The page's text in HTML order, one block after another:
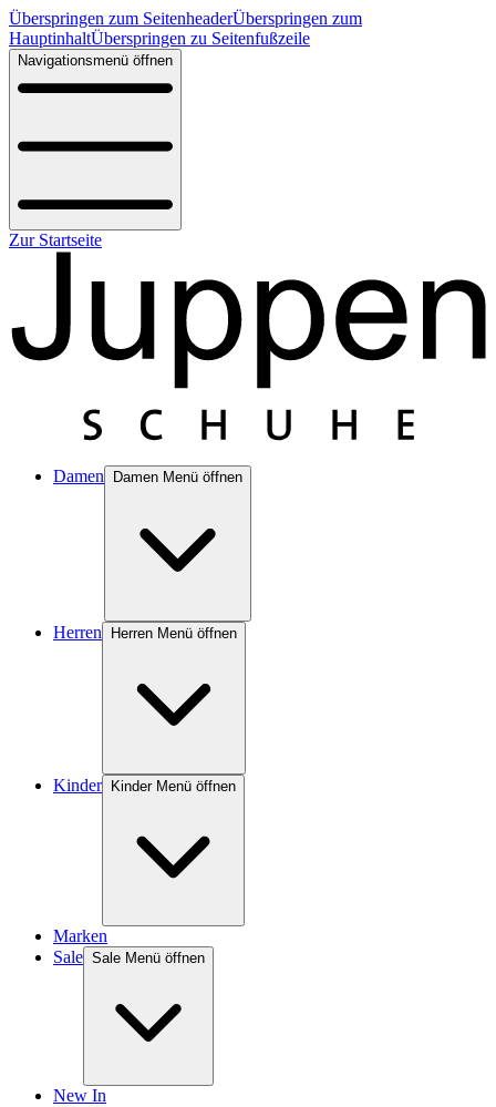
Überspringen zum SeitenheaderÜberspringen zum
HauptinhaltÜberspringen zu Seitenfußzeile
Navigationsmenü öffnen
Zur Startseite
Damen Damen Menü öffnen
Herren Herren Menü öffnen
Kinder Kinder Menü öffnen
Marken
Sale Sale Menü öffnen
New In